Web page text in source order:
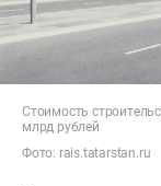
Стоимость
млрд рублей
Фото: rais.tatarstan.ru